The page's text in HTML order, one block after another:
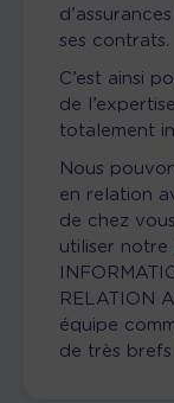
ses contrats.
C’est ainsi
de
totalement
Nous
en relation
de chez
utiliser notre
RELATION
équipe
de très brefs